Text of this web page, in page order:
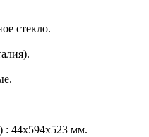
стекло.
44х594х523 мм.